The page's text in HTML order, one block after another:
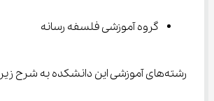
گروه آموزشی فلسفه رسانه
رشته‌های آموزشی این دانشکده به شرح زیر است: